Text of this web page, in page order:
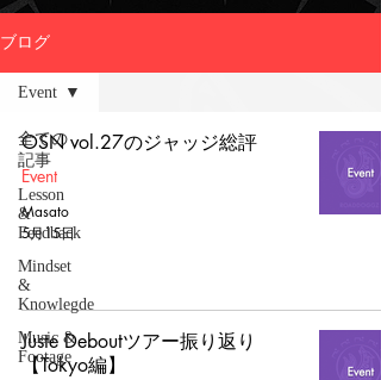
ブログ
全ての
記事
Lesson
&
Feedback
Mindset
&
Knowlegde
Music &
Footage
Event
OSN vol.27のジャッジ総評
Event
Masato
5月15日
Juste Deboutツアー振り返り
【Tokyo編】